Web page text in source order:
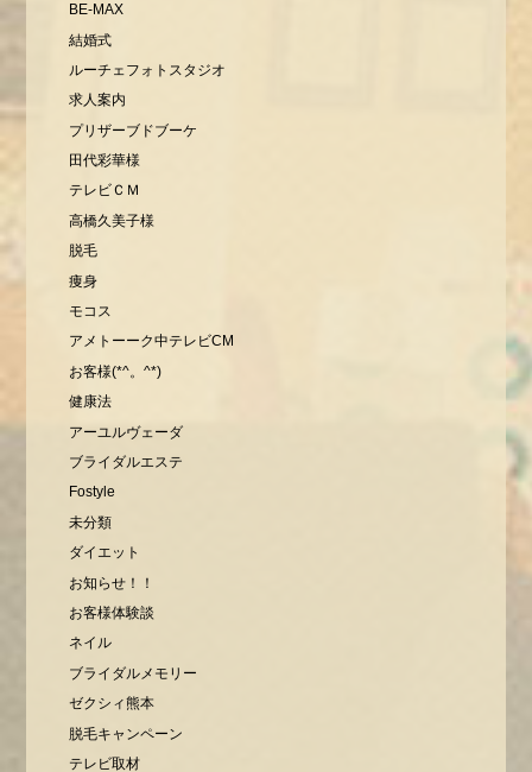
BE-MAX
結婚式
ルーチェフォトスタジオ
求人案内
プリザーブドブーケ
田代彩華様
テレビＣＭ
高橋久美子様
脱毛
痩身
モコス
アメトーーク中テレビCM
お客様(*^。^*)
健康法
アーユルヴェーダ
ブライダルエステ
Fostyle
未分類
ダイエット
お知らせ！！
お客様体験談
ネイル
ブライダルメモリー
ゼクシィ熊本
脱毛キャンペーン
テレビ取材